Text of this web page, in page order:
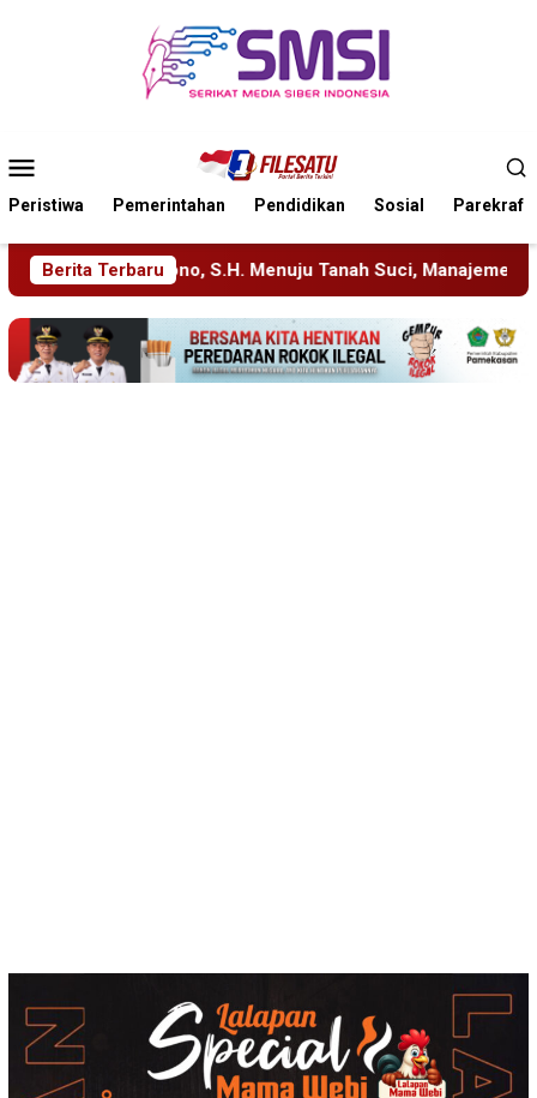
Mobile
Peristiwa Pemerintahan Pendidikan Sosial Parekraf
Berita Terbaru
Menuju Tanah Suci, Manajemen Pastikan Pelayanan Berita